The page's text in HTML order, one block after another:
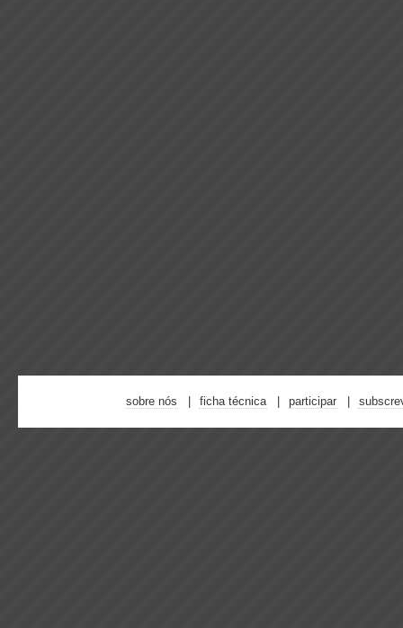
sobre nós ficha técnica participar